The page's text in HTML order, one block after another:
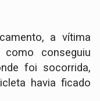
a vítima
conseguiu
foi socorrida,
havia ficado